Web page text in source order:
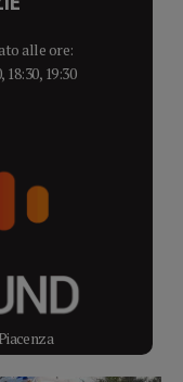
alle ore:
18:30, 19:30